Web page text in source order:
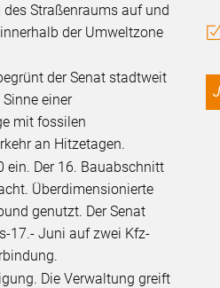
Straßenraums auf und
der Umweltzone
der Senat stadtweit
einer
mit fossilen
an Hitzetagen.
ein. Der 16. Bauabschnitt
Überdimensionierte
genutzt. Der Senat
17.- Juni auf zwei Kfz-
Die Verwaltung greift